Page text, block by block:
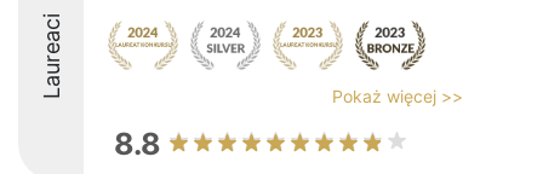
Laureaci Pokaż więcej >>
8.8